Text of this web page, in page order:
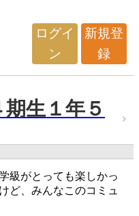
ログイ
ン
新規登
録
生１年５
級がとっても楽しかっ
ど、みんなこのコミュ